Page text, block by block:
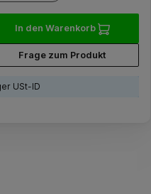
In den Warenkorb
Frage zum Produkt
USt-ID